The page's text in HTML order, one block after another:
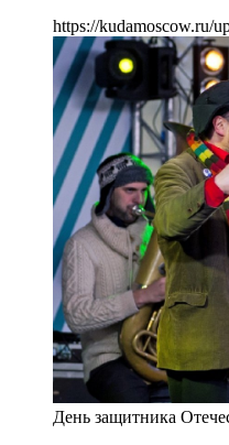
https://kudamoscow.ru/
День защитника